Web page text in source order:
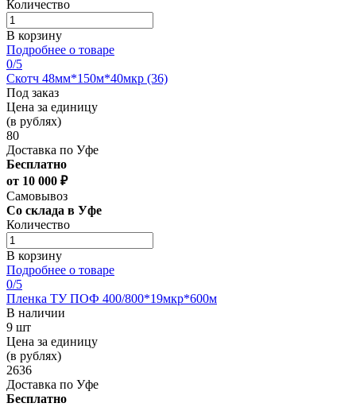
Количество
В корзину
Подробнее о товаре
0/5
Скотч 48мм*150м*40мкр (36)
Под заказ
Цена за единицу
(в рублях)
80
Доставка по Уфе
Бесплатно
от 10 000 ₽
Самовывоз
Со склада в Уфе
Количество
В корзину
Подробнее о товаре
0/5
Пленка ТУ ПОФ 400/800*19мкр*600м
В наличии
9 шт
Цена за единицу
(в рублях)
2636
Доставка по Уфе
Бесплатно